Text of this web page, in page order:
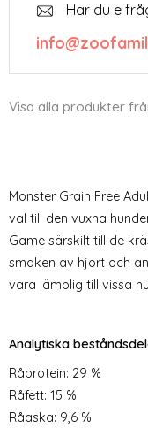
Har du e
Visa alla produkter
Monster Grain Free
val till den vuxna
Game särskilt till de
smaken av hjort och
vara lämplig till vissa
Analytiska
Råprotein: 29 %
Råfett: 15 %
Råaska: 9,6 %